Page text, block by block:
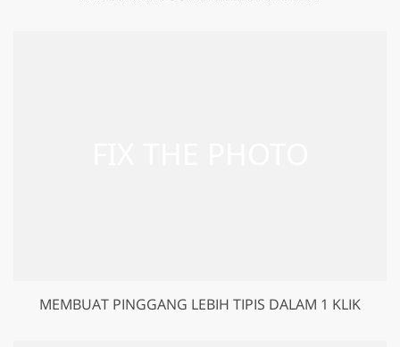
MEMBUAT PINGGANG LEBIH TIPIS DALAM 1 KLIK